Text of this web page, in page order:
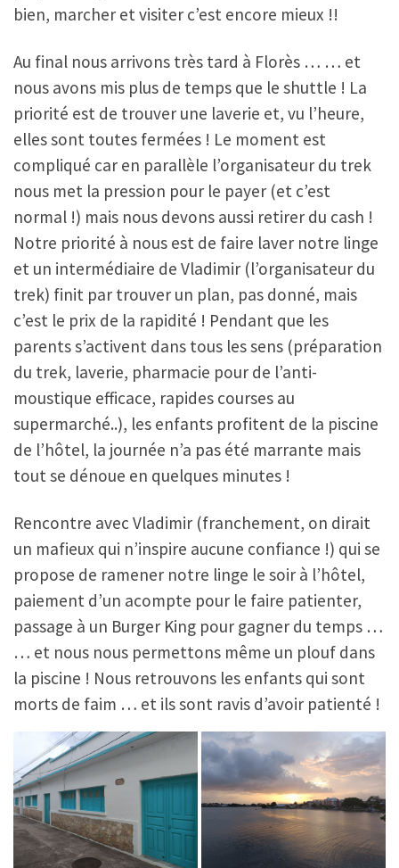
bien, marcher et visiter c’est encore mieux !!
Au final nous arrivons très tard à Florès … … et
nous avons mis plus de temps que le shuttle ! La
priorité est de trouver une laverie et, vu l’heure,
elles sont toutes fermées ! Le moment est
compliqué car en parallèle l’organisateur du trek
nous met la pression pour le payer (et c’est
normal !) mais nous devons aussi retirer du cash !
Notre priorité à nous est de faire laver notre linge
et un intermédiaire de Vladimir (l’organisateur du
trek) finit par trouver un plan, pas donné, mais
c’est le prix de la rapidité ! Pendant que les
parents s’activent dans tous les sens (préparation
du trek, laverie, pharmacie pour de l’anti-
moustique efficace, rapides courses au
supermarché..), les enfants profitent de la piscine
de l’hôtel, la journée n’a pas été marrante mais
tout se dénoue en quelques minutes !
Rencontre avec Vladimir (franchement, on dirait
un mafieux qui n’inspire aucune confiance !) qui se
propose de ramener notre linge le soir à l’hôtel,
paiement d’un acompte pour le faire patienter,
passage à un Burger King pour gagner du temps …
… et nous nous permettons même un plouf dans
la piscine ! Nous retrouvons les enfants qui sont
morts de faim … et ils sont ravis d’avoir patienté !